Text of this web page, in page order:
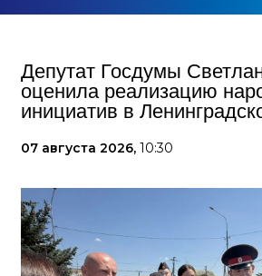
Депутат Госдумы
оценила реализацию
инициатив в
07 августа 2026, 10:30